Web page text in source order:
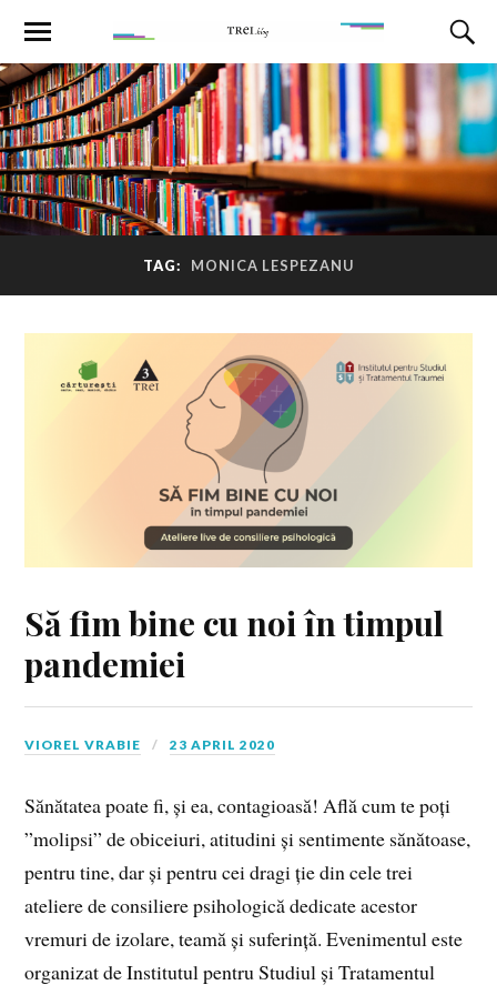
TAG: MONICA LESPEZANU
Să fim bine cu noi în timpul
pandemiei
VIOREL VRABIE 23 APRIL 2020
Sănătatea poate fi, și ea, contagioasă! Află cum te poți
”molipsi” de obiceiuri, atitudini și sentimente sănătoase,
pentru tine, dar și pentru cei dragi ție din cele trei
ateliere de consiliere psihologică dedicate acestor
vremuri de izolare, teamă și suferință. Evenimentul este
organizat de Institutul pentru Studiul și Tratamentul